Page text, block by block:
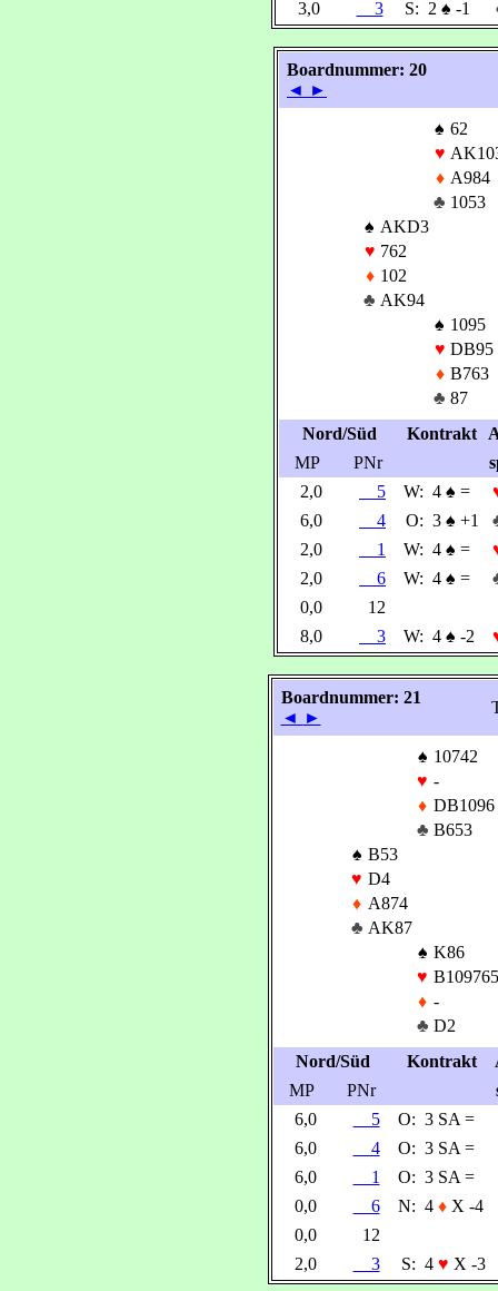
3,0 3 S: 2 ♠ -1
Boardnummer: 20
◄ ►
♠ 62
♥
♦ A984
♣ 1053
♠ AKD3
♥ 762
♦ 102
♣ AK94
♠ 1095
♥ DB95
♦ B763
♣ 87
Nord/Süd
Kontrakt
MP
PNr
2,0
5 W: 4 ♠ =
6,0
4 O: 3 ♠ +1
2,0
1 W: 4 ♠ =
2,0
6 W: 4 ♠ =
0,0
12
8,0
3 W: 4 ♠ -2
Boardnummer: 21
◄ ►
♠ 10742
♥ -
♦ DB1096
♣ B653
♠ B53
♥ D4
♦ A874
♣ AK87
♠ K86
♥
♦ -
♣ D2
Nord/Süd
Kontrakt
MP
PNr
6,0
5 O: 3 SA =
6,0
4 O: 3 SA =
6,0
1 O: 3 SA =
0,0
6 N: 4 ♦X -4
0,0
12
2,0
3 S: 4 ♥ X -3